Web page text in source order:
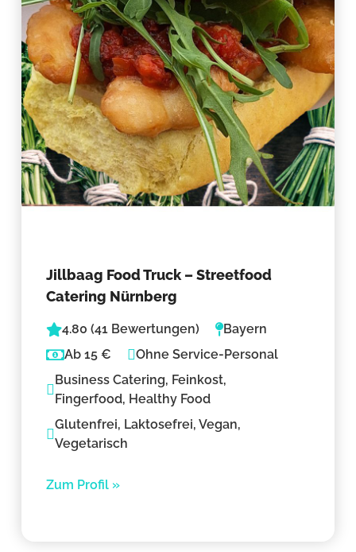
Jillbaag Food Truck – Streetfood
Catering Nürnberg
4.80 (41 Bewertungen)
Bayern
Ab 15 €
Ohne Service-Personal
Business Catering, Feinkost,
Fingerfood, Healthy Food
Glutenfrei, Laktosefrei, Vegan,
Vegetarisch
Zum Profil »